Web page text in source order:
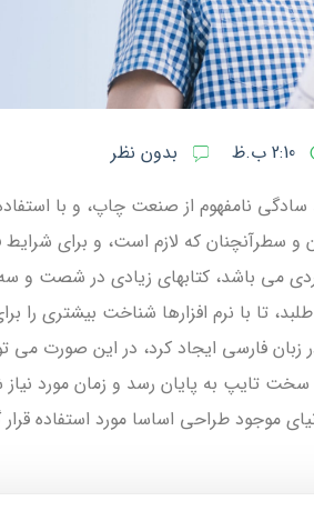
2:10 ب.ظ
بدون نظر
سادگی نامفهوم از صنعت چاپ، و با
سطرآنچنان که لازم است، و برای شرایط
می باشد، کتابهای زیادی در شصت
تا با نرم افزارها شناخت بیشتری را
فارسی ایجاد کرد، در این صورت می
سخت تایپ به پایان رسد و زمان مورد
موجود طراحی اساسا مورد استفاده قرار